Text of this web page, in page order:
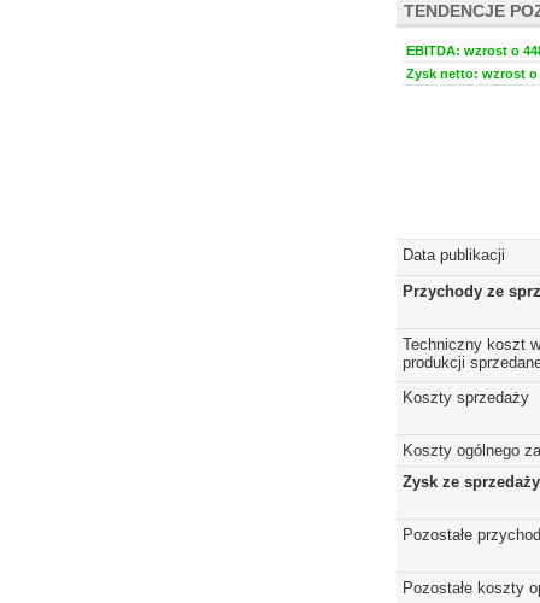
TENDENCJE
EBITDA: wzrost o
Zysk netto: wzrost o
Data publikacji
Przychody ze
Techniczny koszt
produkcji
Koszty sprzedaży
Koszty ogólnego
Zysk ze sprzedaży
Pozostałe
Pozostałe koszty